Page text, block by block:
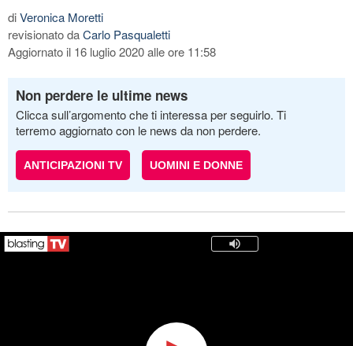
diVeronica Moretti
revisionato daCarlo Pasqualetti
Aggiornato il 16 luglio 2020 alle ore 11:58
Non perdere le ultime news
Clicca sull’argomento che ti interessa per seguirlo. Ti
terremo aggiornato con le news da non perdere.
ANTICIPAZIONI TV UOMINI E DONNE